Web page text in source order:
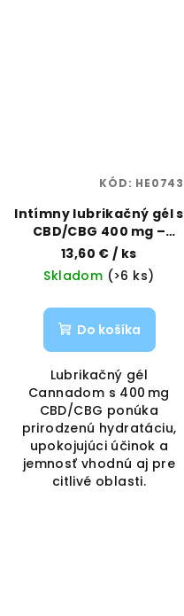
Intímny lubrikačný gél s
CBD/CBG 400 mg –
50 ml | Cannadom |
Vaporama
13,60 €/ ks
Skladom (>6 ks)
Do košíka
Lubrikačný gél
Cannadom s 400 mg
CBD/CBG ponúka
prirodzenú hydratáciu,
upokojujúci účinok a
jemnosť vhodnú aj pre
citlivé oblasti.
KÓD: HE0743